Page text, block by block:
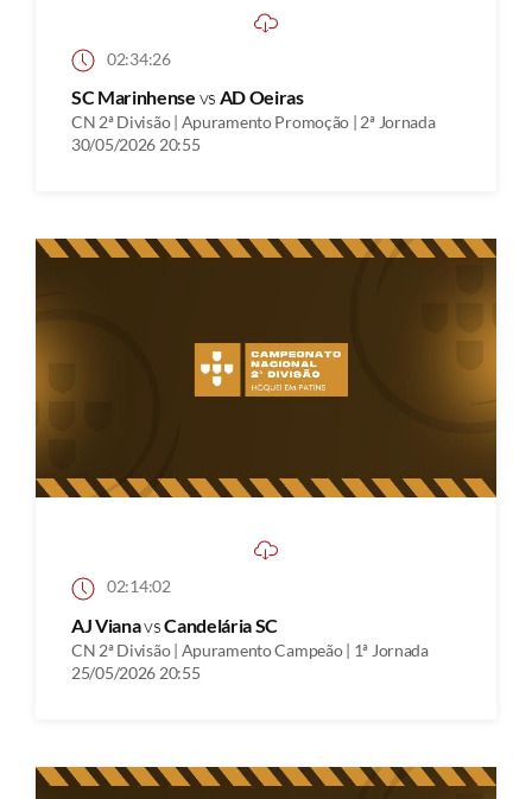
02:34:26
SC Marinhense vs AD Oeiras
CN 2ª Divisão | Apuramento Promoção | 2ª Jornada
30/05/2026 20:55
02:14:02
AJ VianavsCandelária SC
CN 2ª Divisão | Apuramento Campeão | 1ª Jornada
25/05/2026 20:55